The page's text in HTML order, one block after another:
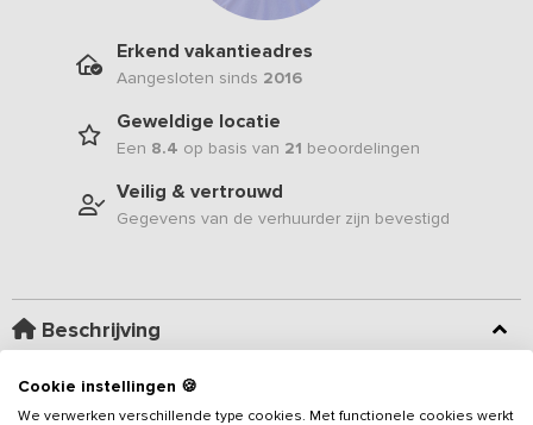
Erkend vakantieadres
Aangesloten sinds 2016
Geweldige locatie
Een 8.4 op basis van 21 beoordelingen
Veilig & vertrouwd
Gegevens van de verhuurder zijn bevestigd
Beschrijving
Gelegen aan een prachtig waterrijk natuurgebied vindt u dit unieke
vakantieadreswaar u kunt verblijven, ontdekken, ontspannen en
Cookie instellingen 🍪
We verwerken verschillende type cookies. Met functionele cookies werkt